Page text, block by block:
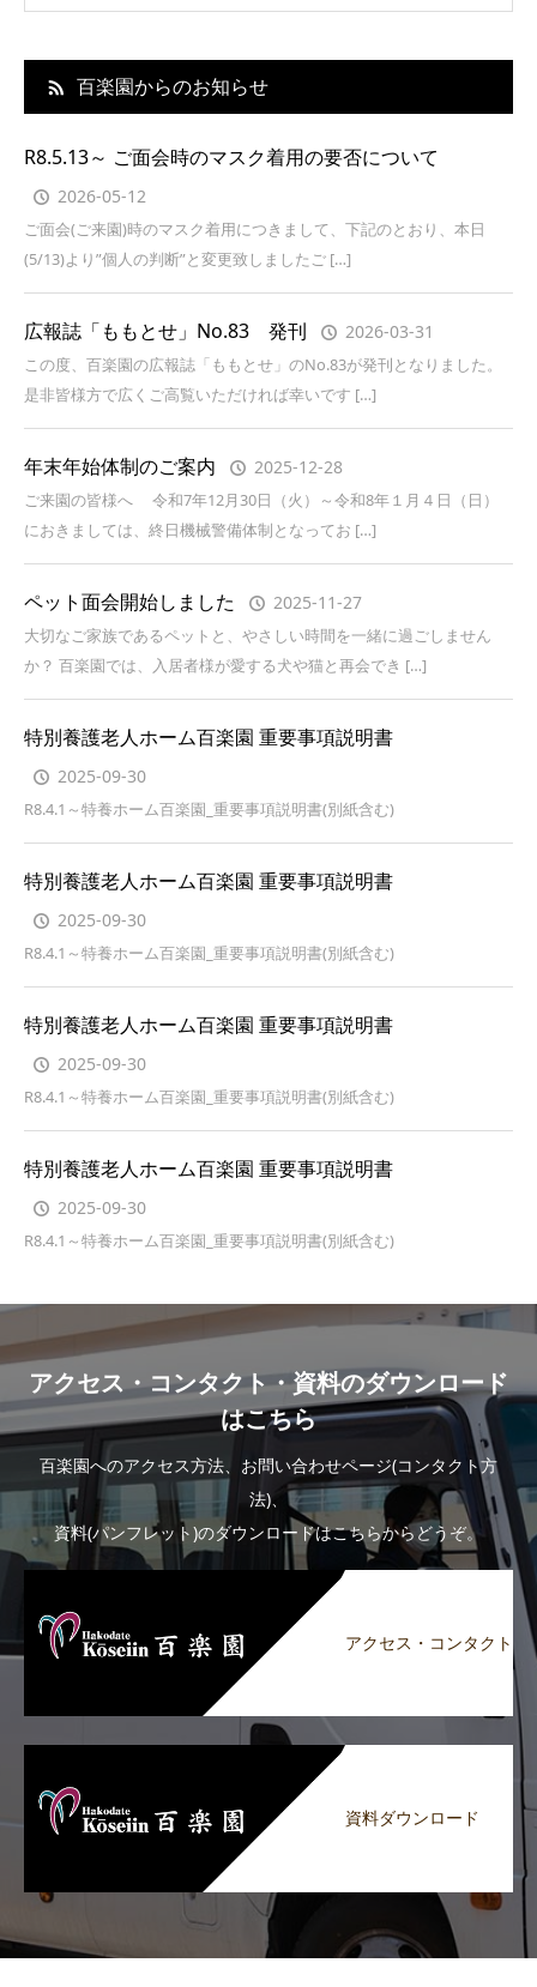
百楽園からのお知らせ
R8.5.13～ ご面会時のマスク着用の要否について
2026-05-12
ご面会(ご来園)時のマスク着用につきまして、下記のとおり、本日
(5/13)より”個人の判断”と変更致しましたご […]
広報誌「ももとせ」No.83 発刊 2026-03-31
この度、百楽園の広報誌「ももとせ」のNo.83が発刊となりました。
是非皆様方で広くご高覧いただければ幸いです […]
年末年始体制のご案内 2025-12-28
ご来園の皆様へ 令和7年12月30日（火）～令和8年１月４日（日）
におきましては、終日機械警備体制となってお […]
ペット面会開始しました 2025-11-27
大切なご家族であるペットと、やさしい時間を一緒に過ごしません
か？ 百楽園では、入居者様が愛する犬や猫と再会でき […]
特別養護老人ホーム百楽園 重要事項説明書
2025-09-30
R8.4.1～特養ホーム百楽園_重要事項説明書(別紙含む)
特別養護老人ホーム百楽園 重要事項説明書
2025-09-30
R8.4.1～特養ホーム百楽園_重要事項説明書(別紙含む)
特別養護老人ホーム百楽園 重要事項説明書
2025-09-30
R8.4.1～特養ホーム百楽園_重要事項説明書(別紙含む)
特別養護老人ホーム百楽園 重要事項説明書
2025-09-30
R8.4.1～特養ホーム百楽園_重要事項説明書(別紙含む)
アクセス・コンタクト・資料のダウンロード
はこちら
百楽園へのアクセス方法、お問い合わせページ(コンタクト方
法)、
資料(パンフレット)のダウンロードはこちらからどうぞ。
アクセス・コンタクト
資料ダウンロード